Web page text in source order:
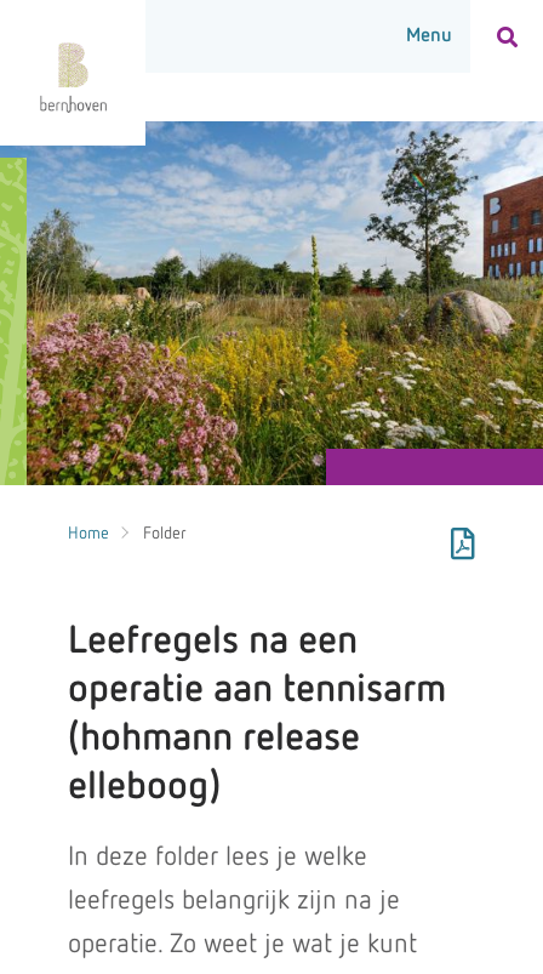
Home Folder
Leefregels na een
operatie aan tennisarm
(hohmann release
elleboog)
In deze folder lees je welke
leefregels belangrijk zijn na je
operatie. Zo weet je wat je kunt